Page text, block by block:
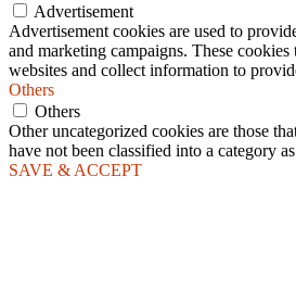
Advertisement
Advertisement cookies are used to
and marketing campaigns. These cookies
websites and collect information to
Others
Others
Other uncategorized cookies are those
have not been classified into a category
SAVE & ACCEPT